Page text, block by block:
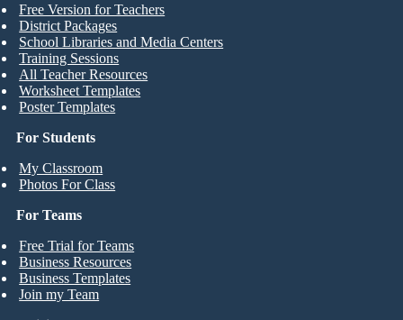
For Students
My Classroom
Photos For Class
Free Version for Teachers
District Packages
School Libraries and Media Centers
Training Sessions
All Teacher Resources
Worksheet Templates
Poster Templates
For Teams
Free Trial for Teams
Business Resources
Business Templates
Join my Team